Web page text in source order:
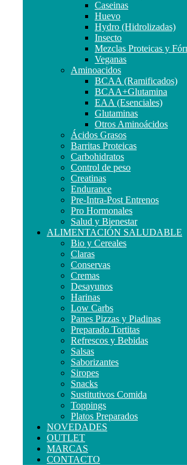
Caseinas
Huevo
Hydro (Hidrolizadas)
Insecto
Mezclas Proteicas y
Veganas
Aminoacidos
BCAA (Ramificados)
BCAA+Glutamina
EAA (Esenciales)
Glutaminas
Otros Aminoácidos
Ácidos Grasos
Barritas Proteicas
Carbohidratos
Control de peso
Creatinas
Endurance
Pre-Intra-Post Entrenos
Pro Hormonales
Salud y Bienestar
ALIMENTACIÓN SALUDABLE
Bio y Cereales
Claras
Conservas
Cremas
Desayunos
Harinas
Low Carbs
Panes Pizzas y Piadinas
Preparado Tortitas
Refrescos y Bebidas
Salsas
Saborizantes
Siropes
Snacks
Sustitutivos Comida
Toppings
Platos Preparados
NOVEDADES
OUTLET
MARCAS
CONTACTO